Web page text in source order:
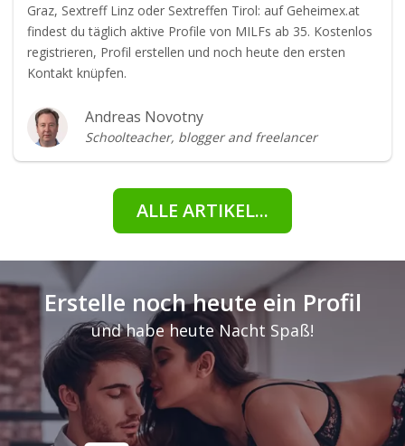
Graz, Sextreff Linz oder Sextreffen Tirol: auf Geheimex.at
findest du täglich aktive Profile von MILFs ab 35. Kostenlos
registrieren, Profil erstellen und noch heute den ersten
Kontakt knüpfen.
Andreas Novotny
Schoolteacher, blogger and freelancer
ALLE ARTIKEL...
Erstelle noch heute ein Profil
und habe heute Nacht Spaß!